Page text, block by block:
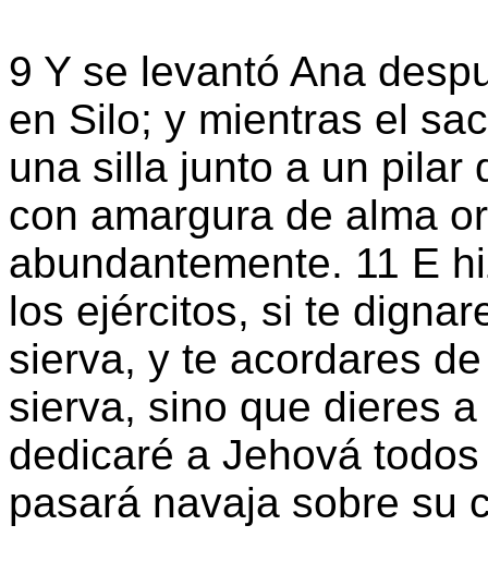
9 Y se levantó Ana
en Silo; y mientras el
una silla junto a un pilar
con amargura de alma
abundantemente. 11 E
los ejércitos, si te
sierva, y te acordares
sierva, sino que dieres
dedicaré a Jehová
pasará navaja sobre su